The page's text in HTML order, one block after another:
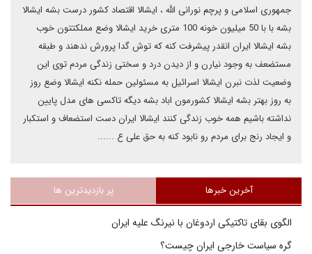
جمهوری اسلامی و پرچم نورانی الله ، ایشالا اقتصاد کشور درست بشه ایشالا
بشه با با 50 میلیون خونه 100 متری خرید ایشالا وضع مملکتتون خوب
بشه ایشالا ایران انقدر پیشرفت کنه که توش گدا پرورش ندهند و طبقه
مستضعف به وجود نیارن و از دیدن درد و سختی زندگی مردم توی این
وضعیت لذت نبرن ایشالا اسرائیل به مسئولین حمله نکنه ایشالا وضع روز
به روز بهتر بشه ایشالا کشورمون اباد بشه دیگه تاکسی های مدل پایین
نداشته باشیم همه خوب زندگی کنند ایشالا ایران دست استضعاف و استکبار
و ایجاد رنج برای مردم رو نابود کنه به حق علی ع ......
آخرین خبرها پر بازدیدترین ها
الگوی بقای تاکتیکی اردوغان با نیرنگ علیه ایران
گره سیاست خارجی ایران چیست؟